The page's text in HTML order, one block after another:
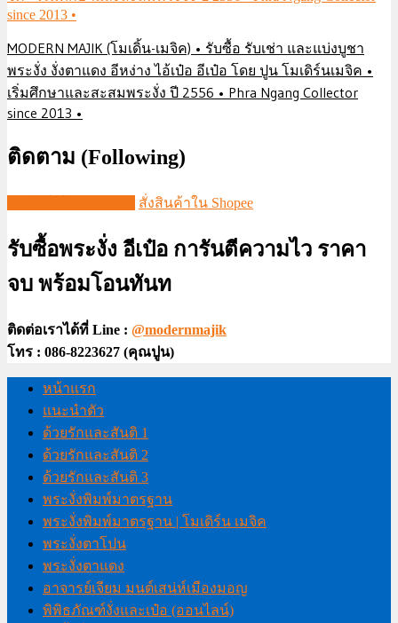
MODERN MAJIK (โมเดิ้น-เมจิค) • รับซื้อ รับเช่า และแบ่งบูชา
พระงั่ง งั่งตาแดง อีหง่าง ไอ้เป๋อ อีเป๋อ โดย ปูน โมเดิร์นเมจิค •
เริ่มศึกษาและสะสมพระงั่ง ปี 2556 • Phra Ngang Collector
since 2013 •
ติดตาม (Following)
สั่งสินค้าใน Shopee
รับซื้อพระงั่ง อีเป๋อ การันตีความไว ราคา
จบ พร้อมโอนทันท
ติดต่อเราได้ที่ Line : @modernmajik
โทร : 086-8223627 (คุณปูน)
หน้าแรก
แนะนำตัว
ด้วยรักและสันติ 1
ด้วยรักและสันติ 2
ด้วยรักและสันติ 3
พระงั่งพิมพ์มาตรฐาน
พระงั่งพิมพ์มาตรฐาน | โมเดิร์น เมจิค
พระงั่งตาโปน
พระงั่งตาแดง
อาจารย์เจียม มนต์เสน่ห์เมืองมอญ
พิพิธภัณฑ์งั่งและเป๋อ (ออนไลน์)